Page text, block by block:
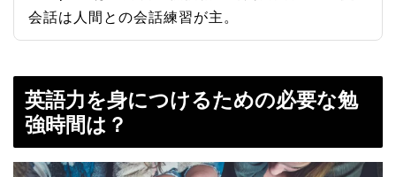
会話は人間との会話練習が主。
英語力を身につけるための必要な勉
強時間は？